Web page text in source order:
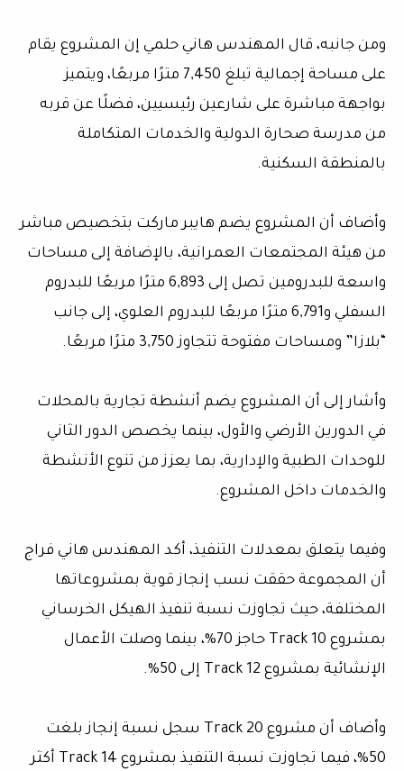
ومن جانبه، قال المهندس هاني حلمي إن المشروع يقام
على مساحة إجمالية تبلغ 7,450 مترًا مربعًا، ويتميز
بواجهة مباشرة على شارعين رئيسيين، فضلًا عن قربه
من مدرسة صحارة الدولية والخدمات المتكاملة
بالمنطقة السكنية.
وأضاف أن المشروع يضم هايبر ماركت بتخصيص مباشر
من هيئة المجتمعات العمرانية، بالإضافة إلى مساحات
واسعة للبدرومين تصل إلى 6,893 مترًا مربعًا للبدروم
السفلي و6,791 مترًا مربعًا للبدروم العلوي، إلى جانب
“بلازا” ومساحات مفتوحة تتجاوز 3,750 مترًا مربعًا.
وأشار إلى أن المشروع يضم أنشطة تجارية بالمحلات
في الدورين الأرضي والأول، بينما يخصص الدور الثاني
للوحدات الطبية والإدارية، بما يعزز من تنوع الأنشطة
والخدمات داخل المشروع.
وفيما يتعلق بمعدلات التنفيذ، أكد المهندس هاني فراج
أن المجموعة حققت نسب إنجاز قوية بمشروعاتها
المختلفة، حيث تجاوزت نسبة تنفيذ الهيكل الخرساني
بمشروع Track 10 حاجز 70%، بينما وصلت الأعمال
الإنشائية بمشروع Track 12 إلى 50%.
وأضاف أن مشروع Track 20 سجل نسبة إنجاز بلغت
50%، فيما تجاوزت نسبة التنفيذ بمشروع Track 14 أكثر